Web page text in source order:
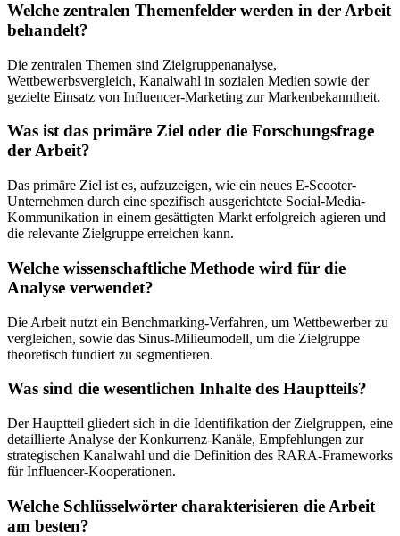
Welche zentralen Themenfelder werden in der Arbeit
behandelt?
Die zentralen Themen sind Zielgruppenanalyse,
Wettbewerbsvergleich, Kanalwahl in sozialen Medien sowie der
gezielte Einsatz von Influencer-Marketing zur Markenbekanntheit.
Was ist das primäre Ziel oder die Forschungsfrage
der Arbeit?
Das primäre Ziel ist es, aufzuzeigen, wie ein neues E-Scooter-
Unternehmen durch eine spezifisch ausgerichtete Social-Media-
Kommunikation in einem gesättigten Markt erfolgreich agieren und
die relevante Zielgruppe erreichen kann.
Welche wissenschaftliche Methode wird für die
Analyse verwendet?
Die Arbeit nutzt ein Benchmarking-Verfahren, um Wettbewerber zu
vergleichen, sowie das Sinus-Milieumodell, um die Zielgruppe
theoretisch fundiert zu segmentieren.
Was sind die wesentlichen Inhalte des Hauptteils?
Der Hauptteil gliedert sich in die Identifikation der Zielgruppen, eine
detaillierte Analyse der Konkurrenz-Kanäle, Empfehlungen zur
strategischen Kanalwahl und die Definition des RARA-Frameworks
für Influencer-Kooperationen.
Welche Schlüsselwörter charakterisieren die Arbeit
am besten?